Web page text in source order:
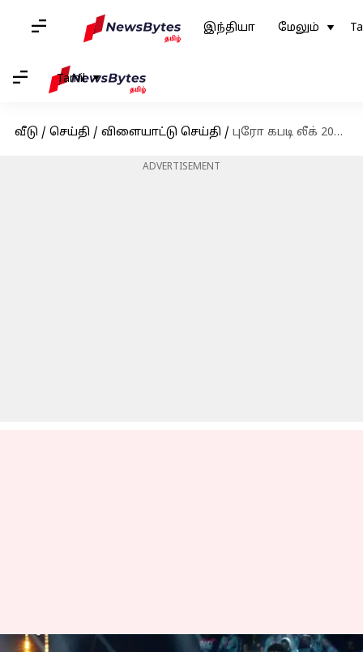
இந்தியா மேலும்
Tamil
வீடு / செய்தி / விளையாட்டு செய்தி / புரோ கபடி லீக் 2023-24 : தமிழ் தலைவாஸ் vs தபாங் டெல்லி முன்னோட்டம் மற்றும் புள்ளிவிபரங்கள்
ADVERTISEMENT